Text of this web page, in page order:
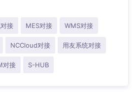
接 MES对接 WMS对接
NCCloud对接 用友系统对接
对接 S-HUB